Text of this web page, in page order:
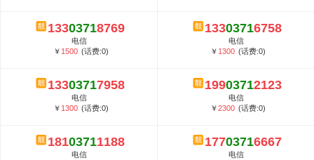
13303718769
电信
￥ 1500 (话费:0)
13303716758
电信
￥ 1300 (话费:0)
13303717958
电信
￥ 1300 (话费:0)
19903712123
电信
￥2300 (话费:0)
18103711188
电信
17703716667
电信